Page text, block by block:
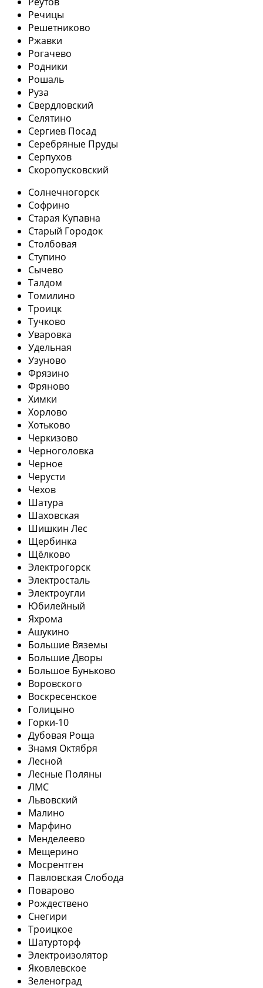
Речицы
Решетниково
Ржавки
Рогачево
Родники
Рошаль
Руза
Свердловский
Селятино
Сергиев Посад
Серебряные Пруды
Серпухов
Скоропусковский
Солнечногорск
Софрино
Старая Купавна
Старый Городок
Столбовая
Ступино
Сычево
Талдом
Томилино
Троицк
Тучково
Уваровка
Удельная
Узуново
Фрязино
Фряново
Химки
Хорлово
Хотьково
Черкизово
Черноголовка
Черное
Черусти
Чехов
Шатура
Шаховская
Шишкин Лес
Щербинка
Щёлково
Электрогорск
Электросталь
Электроугли
Юбилейный
Яхрома
Ашукино
Большие Вяземы
Большие Дворы
Большое Буньково
Воровского
Воскресенское
Голицыно
Горки-10
Дубовая Роща
Знамя Октября
Лесной
Лесные Поляны
ЛМС
Львовский
Малино
Марфино
Менделеево
Мещерино
Мосрентген
Павловская Слобода
Поварово
Рождествено
Снегири
Троицкое
Шатурторф
Электроизолятор
Яковлевское
Зеленоград